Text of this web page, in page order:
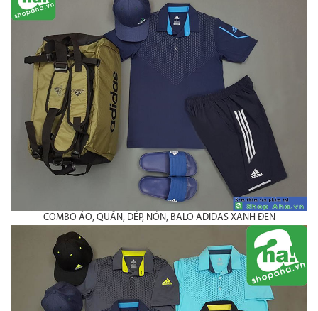
COMBO ÁO, QUẦN, DÉP, NÓN, BALO ADIDAS XANH ĐEN